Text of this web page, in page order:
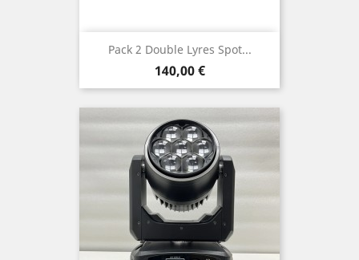
Pack 2 Double Lyres Spot...
Prix
140,00 €